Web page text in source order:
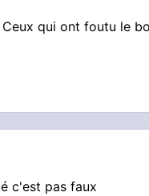
Ceux qui ont foutu le
c'est pas faux